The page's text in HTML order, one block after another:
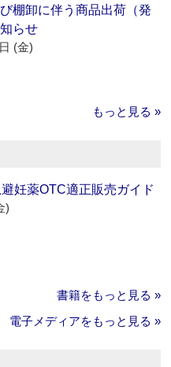
棚卸に伴う商品出荷（発
らせ
(金)
もっと見る »
避妊薬OTC適正販売ガイド
)
書籍をもっと見る »
電子メディアをもっと見る »